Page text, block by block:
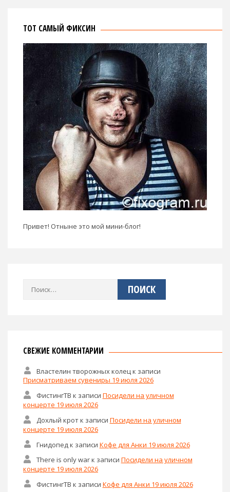
ТОТ САМЫЙ ФИКСИН
Привет! Отныне это мой мини-блог!
Найти:
СВЕЖИЕ КОММЕНТАРИИ
Властелин творожных колец к записи
Присматриваем сувениры 19 июля 2026
ФистингТВ к записи Посидели на уличном
концерте 19 июля 2026
Дохлый кротк записи Посидели на уличном
концерте 19 июля 2026
Гнидопед к записи Кофе для Анки 19 июля 2026
There is only warк записи Посидели на уличном
концерте 19 июля 2026
ФистингТВ к записи Кофе для Анки 19 июля 2026